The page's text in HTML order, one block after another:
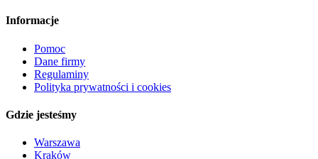
Informacje
Pomoc
Dane firmy
Regulaminy
Polityka prywatności i cookies
Gdzie jesteśmy
Warszawa
Kraków